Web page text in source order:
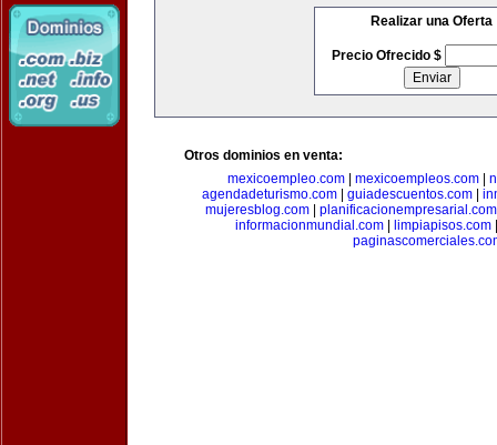
Realizar una Oferta
Precio Ofrecido $
Otros dominios en venta:
mexicoempleo.com
mexicoempleos.com
agendadeturismo.com
guiadescuentos.com
mujeresblog.com
planificacionempresarial.com
informacionmundial.com| limpiapisos.com